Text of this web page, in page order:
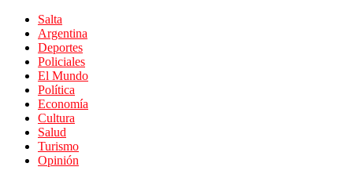
Salta
Argentina
Deportes
Policiales
El Mundo
Política
Economía
Cultura
Salud
Turismo
Opinión